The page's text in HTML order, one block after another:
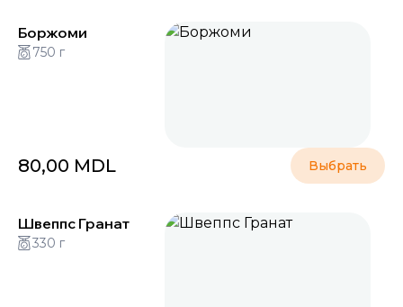
Боржоми
750 г
80,00 MDL Выбрать
Швеппс Гранат
330 г